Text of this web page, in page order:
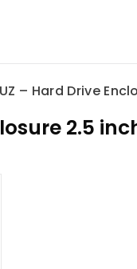
– Hard Drive
2.5